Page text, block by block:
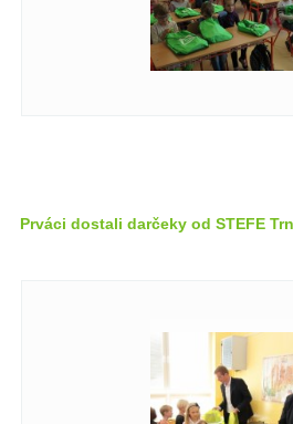
Prváci dostali darčeky od STEFE